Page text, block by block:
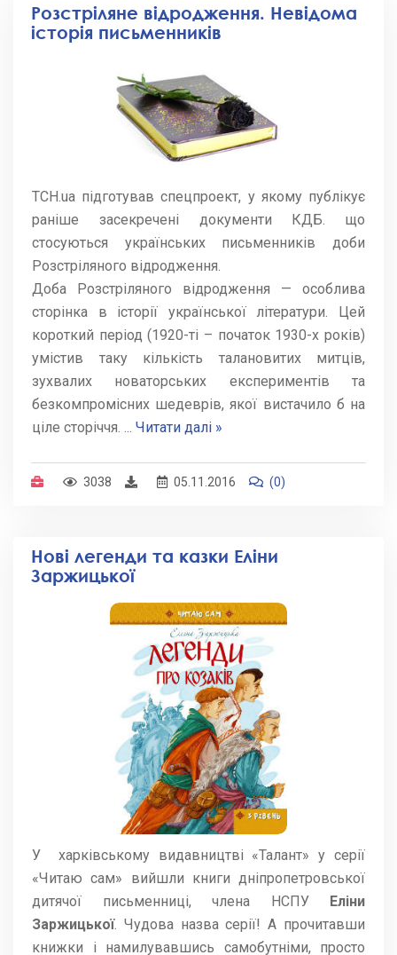
Розстріляне відродження. Невідома
історія письменників
TCH.ua підготував спецпроект, у якому публікує
раніше засекречені документи КДБ. що
стосуються українських письменників доби
Розстріляного відродження.
Доба Розстріляного відродження — особлива
сторінка в історії української літератури. Цей
короткий період (1920-ті – початок 1930-х років)
умістив таку кількість талановитих митців,
зухвалих новаторських експериментів та
безкомпромісних шедеврів, якої вистачило б на
ціле сторіччя. ... Читати далі »
3038 05.11.2016 (0)
Нові легенди та казки Еліни
Заржицької
У харківському видавництві «Талант» у серії
«Читаю сам» вийшли книги дніпропетровської
дитячої письменниці, члена НСПУ Еліни
Заржицької. Чудова назва серії! А прочитавши
книжки і намилувавшись самобутніми, просто